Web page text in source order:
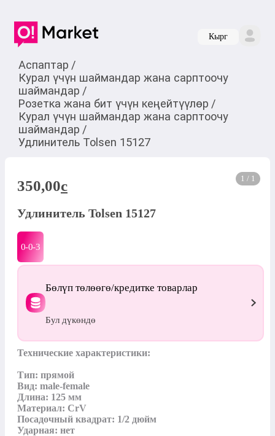
Кырг
Аспаптар /
Курал үчүн шаймандар жана сарптоочу
шаймандар /
Розетка жана бит үчүн кеңейтүүлөр /
Курал үчүн шаймандар жана сарптоочу
шаймандар /
Удлинитель Tolsen 15127
1 / 1
350,00c
Удлинитель Tolsen 15127
0-0-3
Бөлүп төлөөгө/кредитке товарлар
Бул дүкөндө
Технические характеристики:
Тип: прямой
Вид: male-female
Длина: 125 мм
Материал: CrV
Посадочный квадрат: 1/2 дюйм
Ударная: нет